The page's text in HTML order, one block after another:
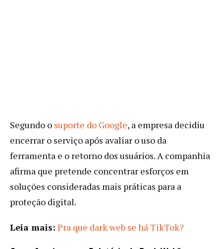
Segundo o suporte do Google, a empresa decidiu
encerrar o serviço após avaliar o uso da
ferramenta e o retorno dos usuários. A companhia
afirma que pretende concentrar esforços em
soluções consideradas mais práticas para a
proteção digital.
Leia mais: Pra que dark web se há TikTok?